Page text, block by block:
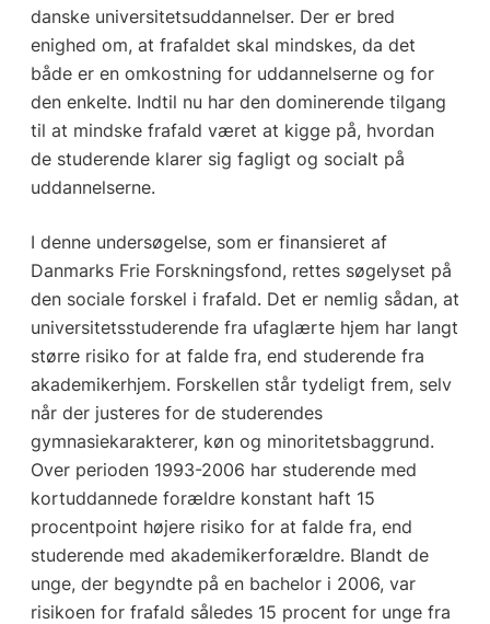
danske universitetsuddannelser. Der er bred
enighed om, at frafaldet skal mindskes, da det
både er en omkostning for uddannelserne og for
den enkelte. Indtil nu har den dominerende tilgang
til at mindske frafald været at kigge på, hvordan
de studerende klarer sig fagligt og socialt på
uddannelserne.
I denne undersøgelse, som er finansieret af
Danmarks Frie Forskningsfond, rettes søgelyset på
den sociale forskel i frafald. Det er nemlig sådan, at
universitetsstuderende fra ufaglærte hjem har langt
større risiko for at falde fra, end studerende fra
akademikerhjem. Forskellen står tydeligt frem, selv
når der justeres for de studerendes
gymnasiekarakterer, køn og minoritetsbaggrund.
Over perioden 1993-2006 har studerende med
kortuddannede forældre konstant haft 15
procentpoint højere risiko for at falde fra, end
studerende med akademikerforældre. Blandt de
unge, der begyndte på en bachelor i 2006, var
risikoen for frafald således 15 procent for unge fra